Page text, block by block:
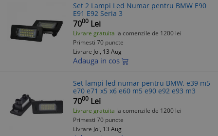
Set 2 Lampi Led Numar pentru BMW E90
E91 E92 Seria 3
7000 Lei
Livrare gratuita la comenzile de 1200 lei
Primesti 70 puncte
Livrare Joi, 13 Aug
Adauga in cos
Set lampi led numar pentru BMW, e39 m5
e70 e71 x5 x6 e60 m5 e90 e92 e93 m3
7000 Lei
Livrare gratuita la comenzile de 1200 lei
Primesti 70 puncte
Livrare Joi, 13 Aug